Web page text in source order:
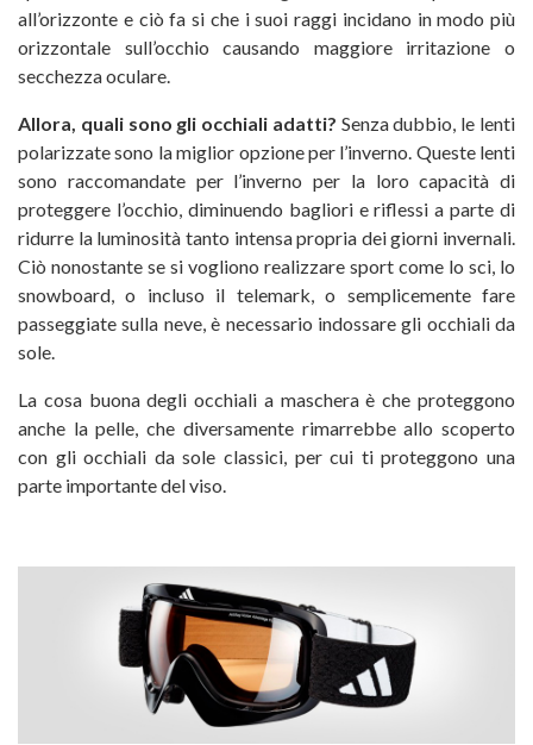
all’orizzonte e ciò fa si che i suoi raggi incidano in modo più
orizzontale sull’occhio causando maggiore irritazione o
secchezza oculare.
Allora, quali sono gli occhiali adatti? Senza dubbio, le lenti
polarizzate sono la miglior opzione per l’inverno. Queste lenti
sono raccomandate per l’inverno per la loro capacità di
proteggere l’occhio, diminuendo bagliori e riflessi a parte di
ridurre la luminosità tanto intensa propria dei giorni invernali.
Ciò nonostante se si vogliono realizzare sport come lo sci, lo
snowboard, o incluso il telemark, o semplicemente fare
passeggiate sulla neve, è necessario indossare gli occhiali da
sole.
La cosa buona degli occhiali a maschera è che proteggono
anche la pelle, che diversamente rimarrebbe allo scoperto
con gli occhiali da sole classici, per cui ti proteggono una
parte importante del viso.